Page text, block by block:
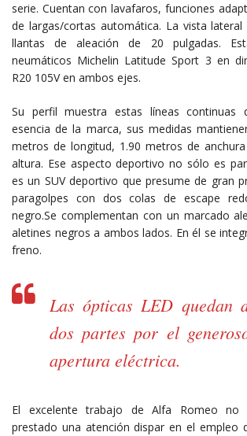
serie. Cuentan con lavafaros, funciones
de largas/cortas automática. La vista
llantas de aleación de 20 pulgadas.
neumáticos Michelin Latitude Sport 3 en
R20 105V en ambos ejes.
Su perfil muestra estas líneas continuas
esencia de la marca, sus medidas
metros de longitud, 1.90 metros de
altura. Ese aspecto deportivo no sólo es
es un SUV deportivo que presume de gran
paragolpes con dos colas de escape
negro.Se complementan con un marcado
aletines negros a ambos lados. En él se
freno.
Las ópticas LED quedan
dos partes por el
apertura eléctrica.
El excelente trabajo de Alfa Romeo no
prestado una atención dispar en el empleo